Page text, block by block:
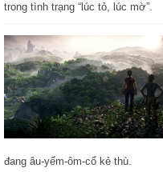
trong tình trạng “lúc tỏ, lúc mờ”.
đang âu-yếm-ôm-cổ kẻ thù.